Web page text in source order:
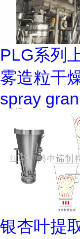
PLG系列
雾造粒干
spray
银杏叶提